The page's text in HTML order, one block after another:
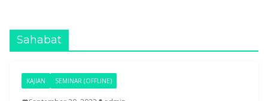
Sahabat
KAJIAN SEMINAR (OFFLINE)